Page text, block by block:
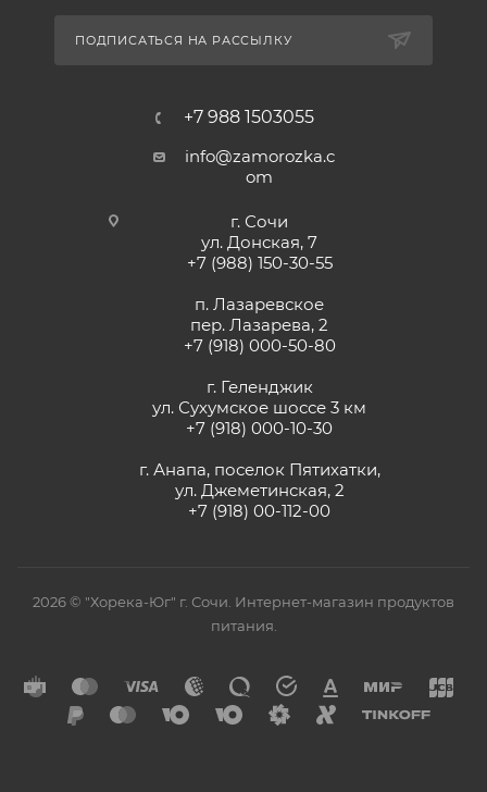
ПОДПИСАТЬСЯ НА РАССЫЛКУ
+7 988 1503055
info@zamorozka.c
om
г. Сочи
ул. Донская, 7
+7 (988) 150-30-55
п. Лазаревское
пер. Лазарева, 2
+7 (918) 000-50-80
г. Геленджик
ул. Сухумское шоссе 3 км
+7 (918) 000-10-30
г. Анапа, поселок Пятихатки,
ул. Джеметинская, 2
+7 (918) 00-112-00
2026 © "Хорека-Юг" г. Сочи. Интернет-магазин продуктов
питания.